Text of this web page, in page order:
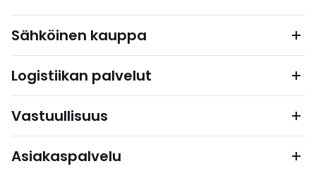
Sähköinen kauppa
Logistiikan palvelut
Vastuullisuus
Asiakaspalvelu